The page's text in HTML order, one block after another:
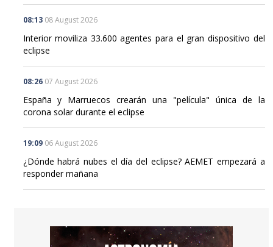
08:13 08 August 2026
Interior moviliza 33.600 agentes para el gran dispositivo del
eclipse
08:26 07 August 2026
España y Marruecos crearán una "película" única de la
corona solar durante el eclipse
19:09 06 August 2026
¿Dónde habrá nubes el día del eclipse? AEMET empezará a
responder mañana